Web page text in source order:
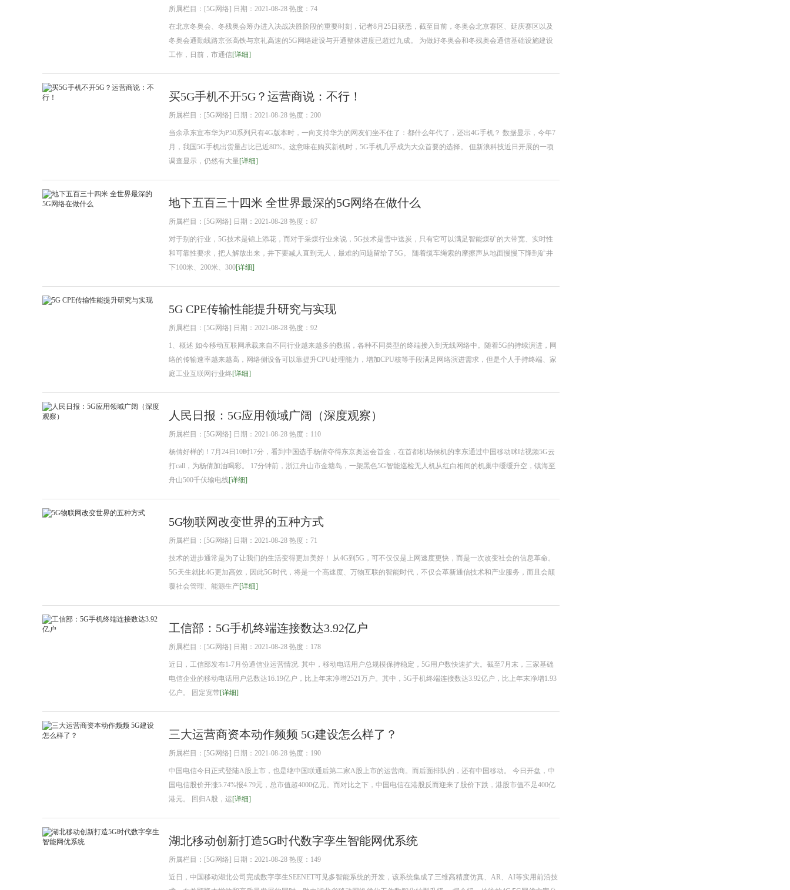
所属栏目：[5G网络] 日期：2021-08-28 热度：74
在北京冬奥会、冬残奥会筹办进入决战决胜阶段的重要时刻，记者8月25日获悉，截至目前，冬奥会北京赛区、延庆赛区以及
冬奥会通勤线路京张高铁与京礼高速的5G网络建设与开通整体进度已超过九成。 为做好冬奥会和冬残奥会通信基础设施建设
工作，日前，市通信[详细]
买5G手机不开5G？运营商说：不行！
所属栏目：[5G网络] 日期：2021-08-28 热度：200
当余承东宣布华为P50系列只有4G版本时，一向支持华为的网友们坐不住了：都什么年代了，还出4G手机？ 数据显示，今年7
月，我国5G手机出货量占比已近80%。这意味在购买新机时，5G手机几乎成为大众首要的选择。 但新浪科技近日开展的一项
调查显示，仍然有大量[详细]
地下五百三十四米 全世界最深的5G网络在做什么
所属栏目：[5G网络] 日期：2021-08-28 热度：87
对于别的行业，5G技术是锦上添花，而对于采煤行业来说，5G技术是雪中送炭，只有它可以满足智能煤矿的大带宽、实时性
和可靠性要求，把人解放出来，井下要减人直到无人，最难的问题留给了5G。 随着缆车绳索的摩擦声从地面慢慢下降到矿井
下100米、200米、300[详细]
5G CPE传输性能提升研究与实现
所属栏目：[5G网络] 日期：2021-08-28 热度：92
1、概述 如今移动互联网承载来自不同行业越来越多的数据，各种不同类型的终端接入到无线网络中。随着5G的持续演进，网
络的传输速率越来越高，网络侧设备可以靠提升CPU处理能力，增加CPU核等手段满足网络演进需求，但是个人手持终端、家
庭工业互联网行业终[详细]
人民日报：5G应用领域广阔（深度观察）
所属栏目：[5G网络] 日期：2021-08-28 热度：110
杨倩好样的！7月24日10时17分，看到中国选手杨倩夺得东京奥运会首金，在首都机场候机的李东通过中国移动咪咕视频5G云
打call，为杨倩加油喝彩。 17分钟前，浙江舟山市金塘岛，一架黑色5G智能巡检无人机从红白相间的机巢中缓缓升空，镇海至
舟山500千伏输电线[详细]
5G物联网改变世界的五种方式
所属栏目：[5G网络] 日期：2021-08-28 热度：71
技术的进步通常是为了让我们的生活变得更加美好！ 从4G到5G，可不仅仅是上网速度更快，而是一次改变社会的信息革命。
5G天生就比4G更加高效，因此5G时代，将是一个高速度、万物互联的智能时代，不仅会革新通信技术和产业服务，而且会颠
覆社会管理、能源生产[详细]
工信部：5G手机终端连接数达3.92亿户
所属栏目：[5G网络] 日期：2021-08-28 热度：178
近日，工信部发布1-7月份通信业运营情况. 其中，移动电话用户总规模保持稳定，5G用户数快速扩大。截至7月末，三家基础
电信企业的移动电话用户总数达16.19亿户，比上年末净增2521万户。其中，5G手机终端连接数达3.92亿户，比上年末净增1.93
亿户。 固定宽带[详细]
三大运营商资本动作频频 5G建设怎么样了？
所属栏目：[5G网络] 日期：2021-08-28 热度：190
中国电信今日正式登陆A股上市，也是继中国联通后第二家A股上市的运营商。而后面排队的，还有中国移动。 今日开盘，中
国电信股价开涨5.74%报4.79元，总市值超4000亿元。而对比之下，中国电信在港股反而迎来了股价下跌，港股市值不足400亿
港元。 回归A股，运[详细]
湖北移动创新打造5G时代数字孪生智能网优系统
所属栏目：[5G网络] 日期：2021-08-28 热度：149
近日，中国移动湖北公司完成数字孪生SEENET可见多智能系统的开发，该系统集成了三维高精度仿真、AR、AI等实用前沿技